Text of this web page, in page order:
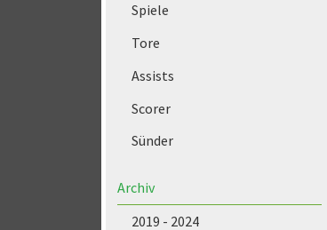
Spiele
Tore
Assists
Scorer
Sünder
Archiv
2019 - 2024